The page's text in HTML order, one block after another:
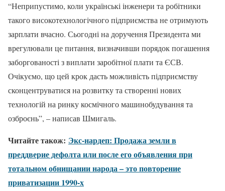
“Неприпустимо, коли українські інженери та робітники
такого високотехнологічного підприємства не отримують
зарплати вчасно. Сьогодні на доручення Президента ми
врегулювали це питання, визначивши порядок погашення
заборгованості з виплати заробітної плати та ЄСВ.
Очікуємо, що цей крок дасть можливість підприємству
сконцентруватися на розвитку та створенні нових
технологій на ринку космічного машинобудування та
озброєнь”, – написав Шмигаль.
Читайте також: Экс-нардеп: Продажа земли в
преддверие дефолта или после его объявления при
тотальном обнищании народа – это повторение
приватизации 1990-х